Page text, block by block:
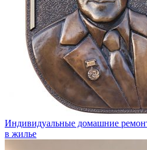
Индивидуальные домашние
в жилье